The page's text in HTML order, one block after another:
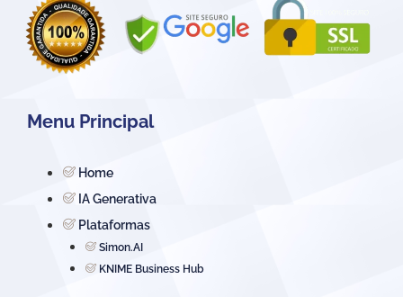
Menu Principal
Home
IA Generativa
Plataformas
Simon.AI
KNIME Business Hub